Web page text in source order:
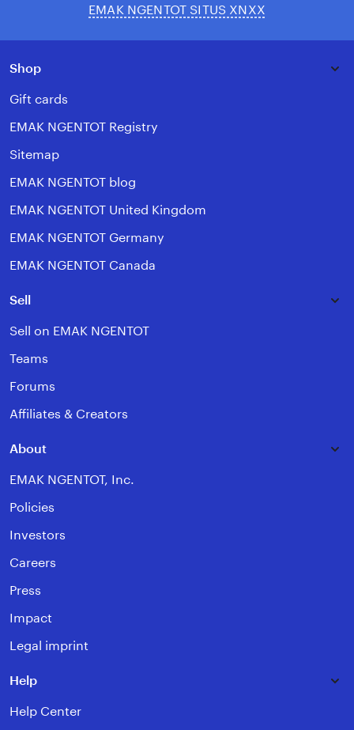
EMAK NGENTOT SITUS XNXX
Shop
Gift cards
EMAK NGENTOT Registry
Sitemap
EMAK NGENTOT blog
EMAK NGENTOT United Kingdom
EMAK NGENTOT Germany
EMAK NGENTOT Canada
Sell
Sell on EMAK NGENTOT
Teams
Forums
Affiliates & Creators
About
EMAK NGENTOT, Inc.
Policies
Investors
Careers
Press
Impact
Legal imprint
Help
Help Center